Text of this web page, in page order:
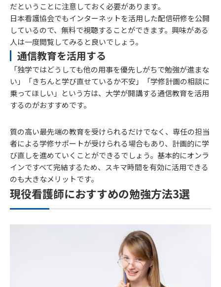
だということに注意しておく必要があります。
日本看護協会でもインターネットを活用した配信研修を公開
しているので、無料で視聴することができます。興味がある
人は一度閲覧してみると良いでしょう。
通信教育を活用する
「独学ではどうしても他の用事を優先しがちで勉強が進まな
い」「きちんと学び直せているか不安」「学修計画の相談に
乗ってほしい」という方は、大学が開講する通信教育を活用
するのがおすすめです。
質の高い最先端の教育を受けられるだけでなく、専任の担当
者による学修サポートが受けられる場合もあり、計画的に学
び直しを進めていくことができるでしょう。基本的にオンラ
インですべて完結するため、スキマ時間を有効に活用できる
のも大きなメリットです。
現役看護師におすすめの勉強方法3選